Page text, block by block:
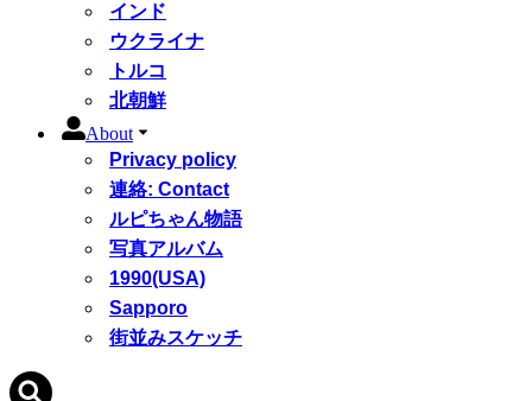
インド
ウクライナ
トルコ
北朝鮮
About
Privacy policy
連絡: Contact
ルピちゃん物語
写真アルバム
1990(USA)
Sapporo
街並みスケッチ